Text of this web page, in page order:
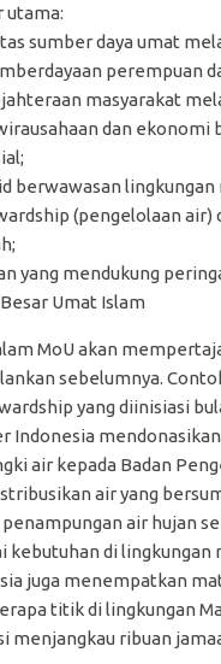
utama:
sumber daya umat
perempuan
masyarakat
dan ekonomi
berwawasan
(pengelolaan air)
yang mendukung
Umat Islam
MoU akan
sebelumnya.
yang diinisiasi
Indonesia
air kepada Badan
air yang
penampungan air hujan
kebutuhan di lingkungan
juga menempatkan
titik di lingkungan
menjangkau ribuan